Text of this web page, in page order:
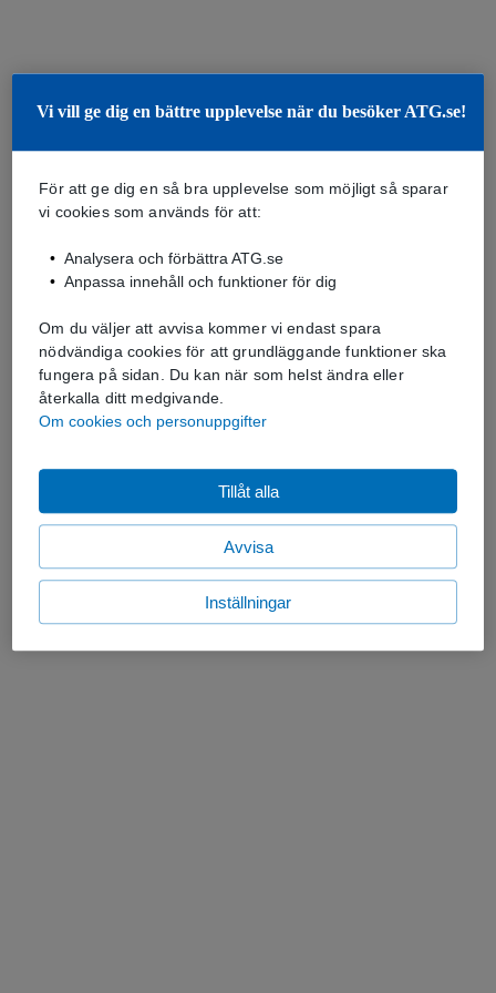
Vi vill ge dig en bättre upplevelse när du besöker ATG.se!
För att ge dig en så bra upplevelse som möjligt så sparar
vi cookies som används för att:
Analysera och förbättra ATG.se
Anpassa innehåll och funktioner för dig
Om du väljer att avvisa kommer vi endast spara
nödvändiga cookies för att grundläggande funktioner ska
fungera på sidan. Du kan när som helst ändra eller
återkalla ditt medgivande.
Om cookies och personuppgifter
Avvisa
Tillåt alla
Inställningar